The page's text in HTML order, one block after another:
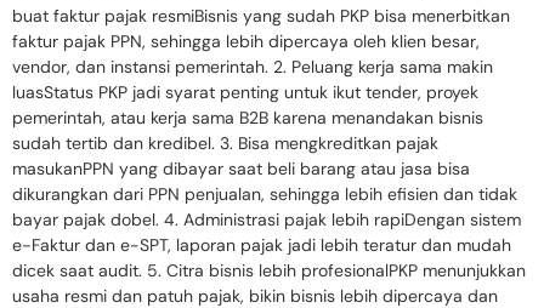
buat faktur pajak resmiBisnis yang sudah PKP bisa menerbitkan
faktur pajak PPN, sehingga lebih dipercaya oleh klien besar,
vendor, dan instansi pemerintah. 2. Peluang kerja sama makin
luasStatus PKP jadi syarat penting untuk ikut tender, proyek
pemerintah, atau kerja sama B2B karena menandakan bisnis
sudah tertib dan kredibel. 3. Bisa mengkreditkan pajak
masukanPPN yang dibayar saat beli barang atau jasa bisa
dikurangkan dari PPN penjualan, sehingga lebih efisien dan tidak
bayar pajak dobel. 4. Administrasi pajak lebih rapiDengan sistem
e-Faktur dan e-SPT, laporan pajak jadi lebih teratur dan mudah
dicek saat audit. 5. Citra bisnis lebih profesionalPKP menunjukkan
usaha resmi dan patuh pajak, bikin bisnis lebih dipercaya dan